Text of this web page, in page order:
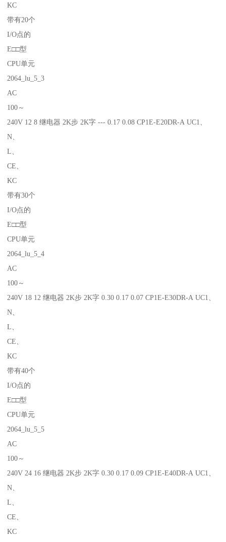
KC
带有20个
I/O点的
E□□型
CPU单元
2064_lu_5_3
AC
100～
240V 12 8 继电器 2K步 2K字 --- 0.17 0.08 CP1E-E20DR-A UC1、
N、
L、
CE、
KC
带有30个
I/O点的
E□□型
CPU单元
2064_lu_5_4
AC
100～
240V 18 12 继电器 2K步 2K字 0.30 0.17 0.07 CP1E-E30DR-A UC1、
N、
L、
CE、
KC
带有40个
I/O点的
E□□型
CPU单元
2064_lu_5_5
AC
100～
240V 24 16 继电器 2K步 2K字 0.30 0.17 0.09 CP1E-E40DR-A UC1、
N、
L、
CE、
KC